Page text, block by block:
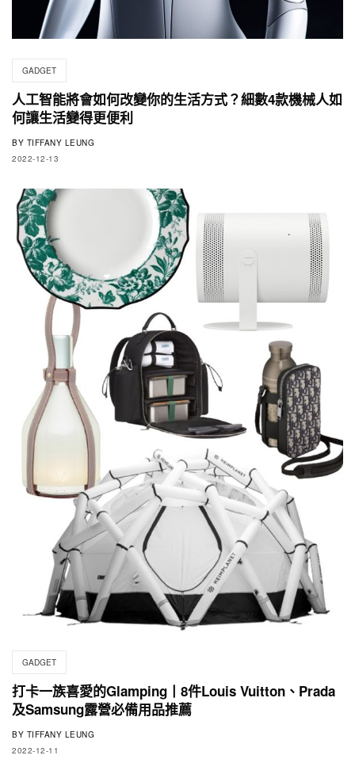
GADGET
人工智能將會如何改變你的生活方式？細數4款機械人如
何讓生活變得更便利
BY TIFFANY LEUNG
2022-12-13
GADGET
打卡一族喜愛的Glamping丨8件Louis Vuitton、Prada
及Samsung露營必備用品推薦
BY TIFFANY LEUNG
2022-12-11